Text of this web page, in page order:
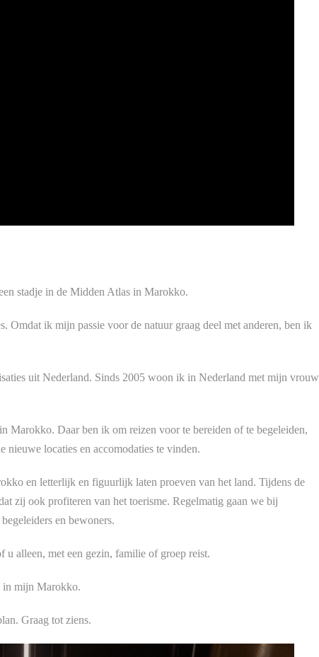
stadje in de Midden Atlas in Marokko.
Omdat ik mijn passie voor de natuur graag deel met anderen, ben ik
uit Nederland. Sinds 2005 woon ik in Nederland met mijn vrouw
Marokko. Daar ben ik om reizen voor te bereiden of te begeleiden,
locaties en accomodaties te vinden.
en letterlijk en figuurlijk laten proeven van het land. Tijdens de
zij ook profiteren van het toerisme. Regelmatig gaan we bij
en bewoners.
u alleen, met een gezin, familie of groep reist.
in mijn Marokko.
Graag tot ziens.